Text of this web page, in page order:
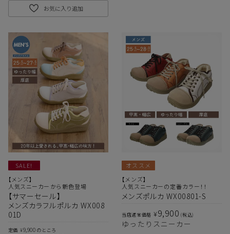
お気に入り追加
SALE!
【メンズ】
人気スニーカーから新色登場
【サマーセール】
メンズカラフルポルカ WX008
01D
定価 ¥9,900 のところ
オススメ
【メンズ】
人気スニーカーの定番カラー！！
メンズポルカ WX00801-S
当店通常価格 ¥9,900 税込
ゆったりスニーカー